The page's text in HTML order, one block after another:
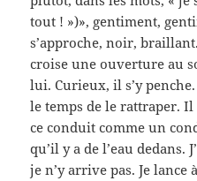
tout ! »)», gentiment,
s’approche, noir,
croise une ouverture au
lui. Curieux, il s’y penche.
le temps de le rattraper. Il
ce conduit comme un
qu’il y a de l’eau dedans.
je n’y arrive pas. Je